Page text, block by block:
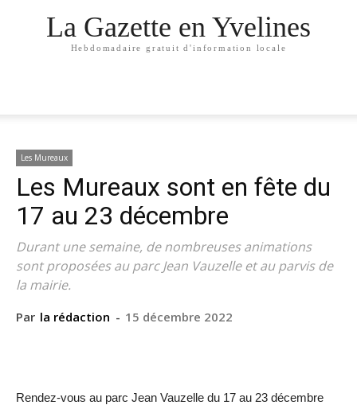
La Gazette en Yvelines
Hebdomadaire gratuit d'information locale
Les Mureaux
Les Mureaux sont en fête du
17 au 23 décembre
Durant une semaine, de nombreuses animations
sont proposées au parc Jean Vauzelle et au parvis de
la mairie.
Par la rédaction - 15 décembre 2022
Rendez-vous au parc Jean Vauzelle du 17 au 23 décembre